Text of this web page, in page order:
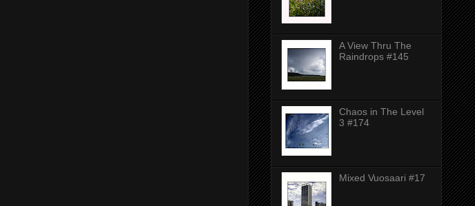
A View Thru The
Raindrops #145
Chaos in The Level
3 #174
Mixed Vuosaari #17